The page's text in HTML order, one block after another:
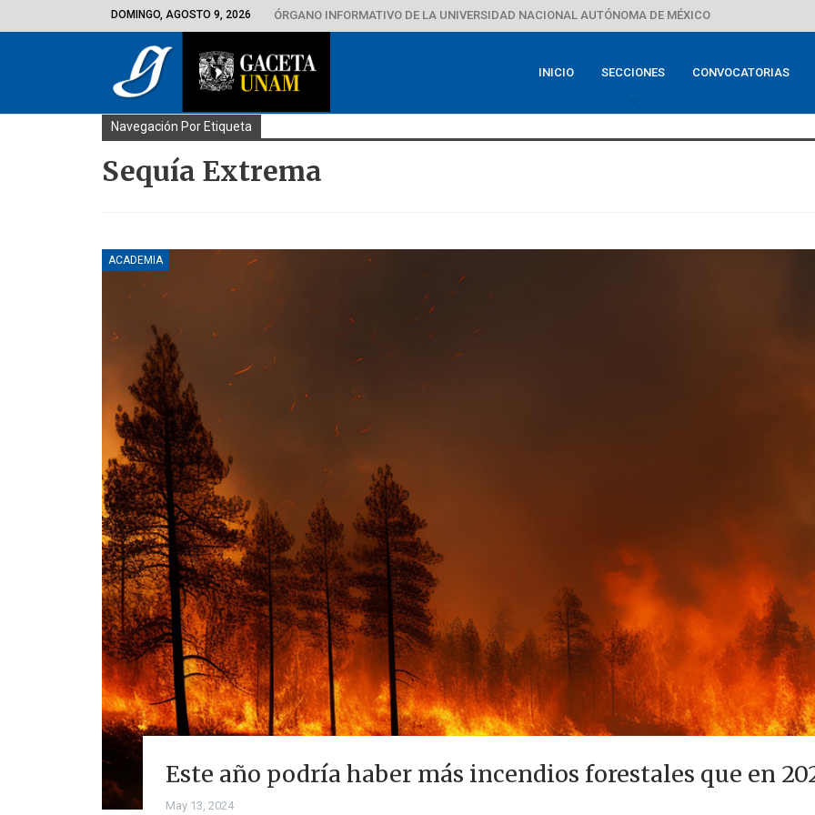
DOMINGO, AGOSTO 9, 2026 ÓRGANO INFORMATIVO DE LA UNIVERSIDAD NACIONAL AUTÓNOMA DE MÉXICO
INICIO SECCIONES CONVOCATORIAS
Navegación Por Etiqueta
Sequía Extrema
ACADEMIA
Este año podría haber más incendios forestales que en
May 13, 2024